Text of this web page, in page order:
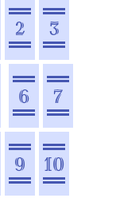
2 3
6 7
9 10